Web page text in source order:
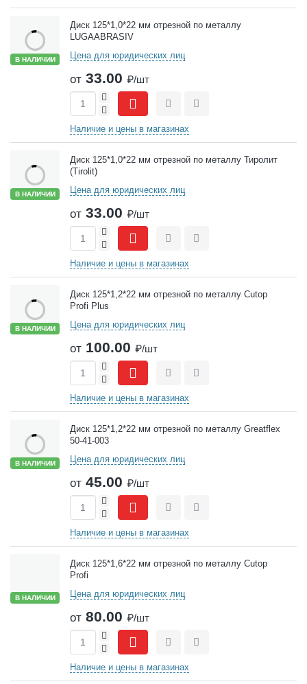
В НАЛИЧИИ
Диск 125*1,0*22 мм отрезной по металлу
LUGAABRASIV
Цена для юридических лиц
от 33.00 ₽/шт
-
+
СравнитьОтложить
Наличие и цены в магазинах
В НАЛИЧИИ
Диск 125*1,0*22 мм отрезной по металлу Тиролит
(Tirolit)
Цена для юридических лиц
от 33.00 ₽/шт
-
+
СравнитьОтложить
Наличие и цены в магазинах
В НАЛИЧИИ
Диск 125*1,2*22 мм отрезной по металлу Cutop
Profi Plus
Цена для юридических лиц
от 100.00 ₽/шт
-
+
СравнитьОтложить
Наличие и цены в магазинах
В НАЛИЧИИ
Диск 125*1,2*22 мм отрезной по металлу Greatflex
50-41-003
Цена для юридических лиц
от 45.00 ₽/шт
-
+
СравнитьОтложить
Наличие и цены в магазинах
В НАЛИЧИИ
Диск 125*1,6*22 мм отрезной по металлу Cutop
Profi
Цена для юридических лиц
от 80.00 ₽/шт
-
+
СравнитьОтложить
Наличие и цены в магазинах